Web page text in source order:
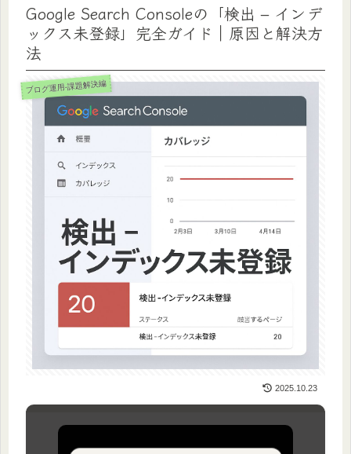
Google Search Consoleの「検出 – インデ
ックス未登録」完全ガイド｜原因と解決方
法
ブログ運用-課題解決編
2025.10.23